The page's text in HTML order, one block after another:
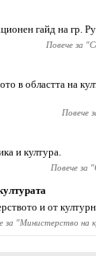
гайд на гр.
Повече за "
в областта на
Повече
и култура.
Повече за "
и от
за "Министерство на